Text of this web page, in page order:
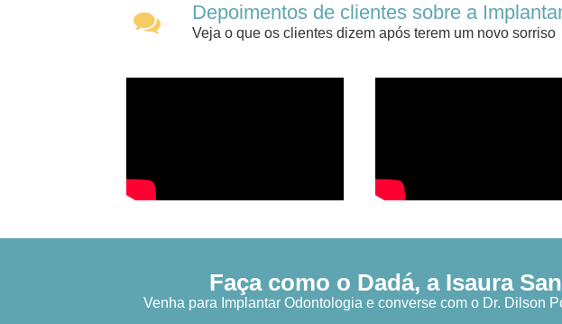
Depoimentos de clientes sobre a
Veja o que os clientes dizem após terem um novo sorriso
Faça como o Dadá, a Isaura
Venha para Implantar Odontologia e converse com o Dr. Dilson